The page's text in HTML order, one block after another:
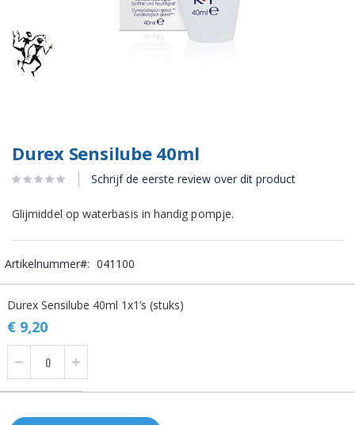
Durex Sensilube 40ml
Schrijf de eerste review over dit product
Glijmiddel op waterbasis in handig pompje.
Artikelnummer 041100
productitems
Durex Sensilube 40ml 1x1’s (stuks)
€ 9,20